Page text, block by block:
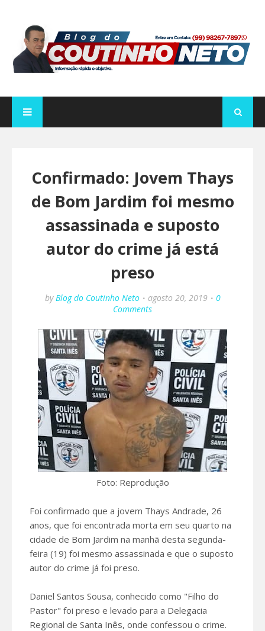
Confirmado: Jovem Thays
de Bom Jardim foi mesmo
assassinada e suposto
autor do crime já está
preso
by Blog do Coutinho Neto agosto 20, 2019
0
Comments
Foto: Reprodução
Foi confirmado que a jovem Thays Andrade, 26
anos, que foi encontrada morta em seu quarto na
cidade de Bom Jardim na manhã desta segunda-
feira (19) foi mesmo assassinada e que o suposto
autor do crime já foi preso.
Daniel Santos Sousa, conhecido como "Filho do
Pastor" foi preso e levado para a Delegacia
Regional de Santa Inês, onde confessou o crime.